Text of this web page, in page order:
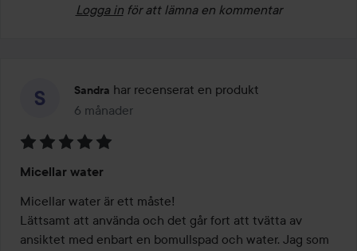
Logga in för att lämna en kommentar
Sandra har recenserat en produkt
6 månader
Inlägget skapades 6 månader
5
av
5
Micellar water
Micellar water är ett måste!
Lättsamt att använda och det går fort att tvätta av
ansiktet med enbart en bomullspad och water. Jag som